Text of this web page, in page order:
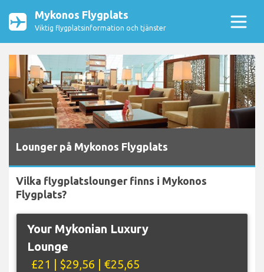
Mykonos Flygplats
Viktig flygplatsinformation och tjänster
Lounger på Mykonos Flygplats
Vilka flygplatslounger finns i Mykonos
Flygplats?
Your Mykonian Luxury
Lounge
£21 | $29,56 | €25,65